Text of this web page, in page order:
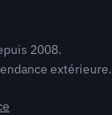
2008.
extérieure.